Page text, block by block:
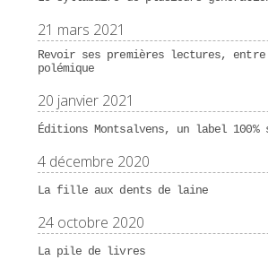
21 mars 2021
Revoir ses premières lectures,
polémique
20 janvier 2021
Éditions Montsalvens, un label 100%
4 décembre 2020
La fille aux dents de laine
24 octobre 2020
La pile de livres